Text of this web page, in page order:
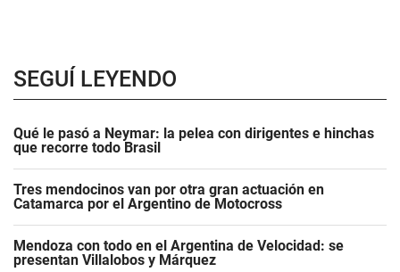
SEGUÍ LEYENDO
Qué le pasó a Neymar: la pelea con dirigentes e hinchas
que recorre todo Brasil
Tres mendocinos van por otra gran actuación en
Catamarca por el Argentino de Motocross
Mendoza con todo en el Argentina de Velocidad: se
presentan Villalobos y Márquez